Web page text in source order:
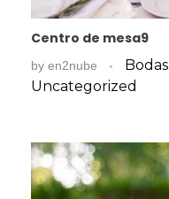
Centro de mesa9
by en2nube Bodas
Uncategorized